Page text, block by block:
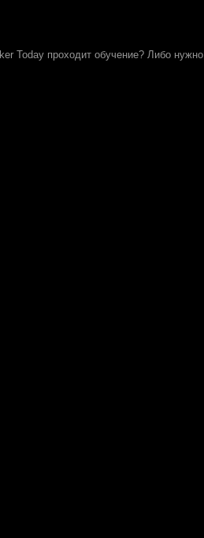
Today проходит обучение? Либо